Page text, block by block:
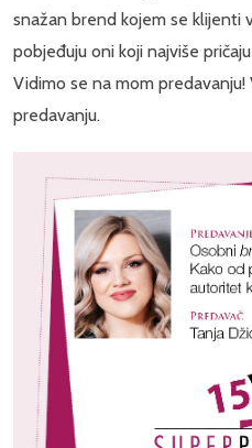
snažan brend kojem se klijenti
pobjeđuju oni koji najviše
Vidimo se na mom
predavanju.